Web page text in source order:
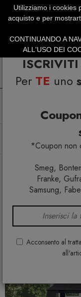
Per TE uno
*Coupon non
Smeg,
Franke,
Samsung,
Acconsento al
SUMMER
Tavolo
Utilizziamo i cookies
acquisto e per
CONTINUANDO A
ALL'USO DEI